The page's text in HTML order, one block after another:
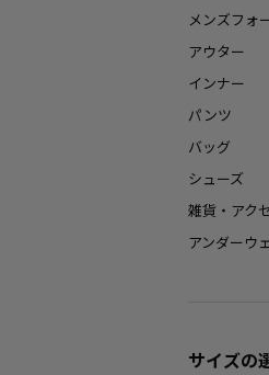
メンズフォ
アウター
インナー
パンツ
バッグ
シューズ
雑貨・アク
アンダーウ
サイズの